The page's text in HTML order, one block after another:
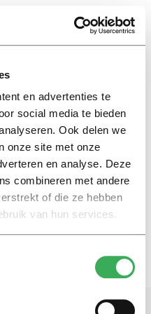
en advertenties te
social media te bieden
Ook delen we
onze site met onze
en analyse. Deze
combineren met andere
of die ze hebben
van hun services.
EN
hoger opgeleid dan
2018